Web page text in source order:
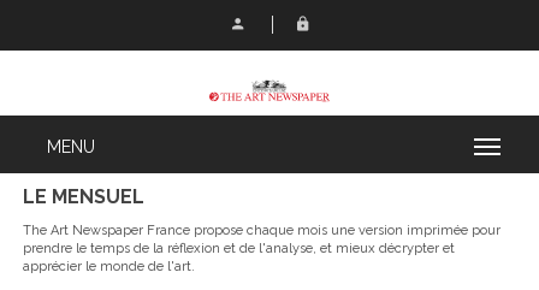
LE MENSUEL
The Art Newspaper France propose chaque mois une version imprimée pour
prendre le temps de la réflexion et de l'analyse, et mieux décrypter et
apprécier le monde de l'art.